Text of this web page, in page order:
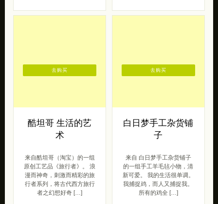
酷坦哥 生活的艺
术
来自酷坦哥（淘宝）的一组
原创工艺品《旅行者》。 浪
漫而神奇，刺激而精彩的旅
行者系列，将古代西方旅行
者之幻想好奇 […]
去购买
白日梦手工杂货铺
子
来自 白日梦手工杂货铺子
的一组手工羊毛毡小物，清
新可爱。 我的生活很单调。
我捕捉鸡，而人又捕捉我。
所有的鸡全 […]
去购买